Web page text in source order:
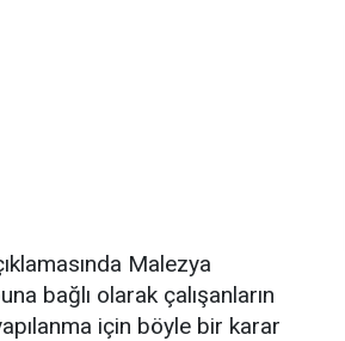
Malezya
bağlı olarak çalışanların
için böyle bir karar